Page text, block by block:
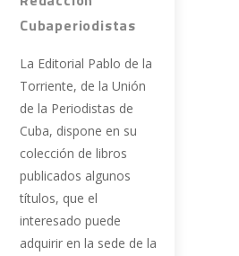
Cubaperiodistas
La Editorial Pablo de la
Torriente, de la Unión
de la Periodistas de
Cuba, dispone en su
colección de libros
publicados algunos
títulos, que el
interesado puede
adquirir en la sede de la